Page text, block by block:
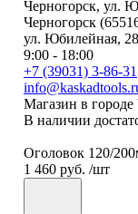
Черногорск
ул. Юбилейная,
9:00 - 18:00
+7 (39031) 3-86-31
Магазин в
В наличии
Оголовок 120/
1 460 руб. /шт